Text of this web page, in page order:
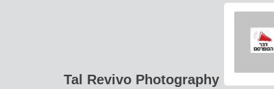
Tal Revivo Photography